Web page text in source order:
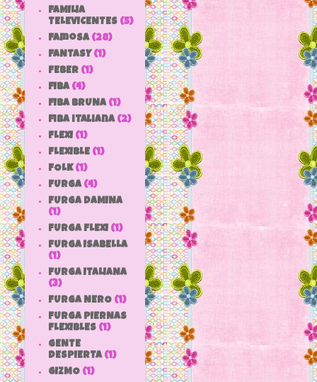
FAMILIA
TELEVICENTES (5)
Famosa (28)
FANTASY (1)
FEBER (1)
FIBA (4)
FIBA BRUNA (1)
fiba italiana (2)
FLEXI (1)
FLEXIBLE (1)
FOLK (1)
FURGA (4)
FURGA DAMINA
(1)
FURGA FLEXI (1)
FURGA ISABELLA
(1)
FURGA ITALIANA
(3)
FURGA NERO (1)
FURGA PIERNAS
FLEXIBLES (1)
GENTE
DESPIERTA (1)
GIZMO (1)